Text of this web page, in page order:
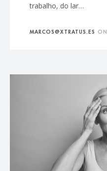
trabalho, do lar…
MARCOS@XTRATUS.ES ON